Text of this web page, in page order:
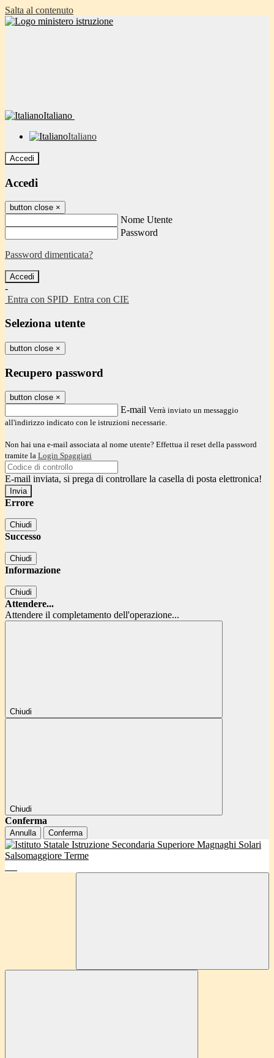
Salta al contenuto
Italiano
Italiano
Accedi
Accedi
button close ×
Nome Utente
Password
Password dimenticata?
-
Entra con SPID Entra con CIE
Seleziona utente
button close ×
Recupero password
button close ×
E-mail Verrà inviato un messaggio
all'indirizzo indicato con le istruzioni necessarie.
Non hai una e-mail associata al nome utente? Effettua il reset della password
tramite la Login Spaggiari
E-mail inviata, si prega di controllare la casella di posta elettronica!
Errore
Chiudi
Successo
Chiudi
Informazione
Chiudi
Attendere...
Attendere il completamento dell'operazione...
Chiudi
Chiudi
Conferma
Annulla Conferma